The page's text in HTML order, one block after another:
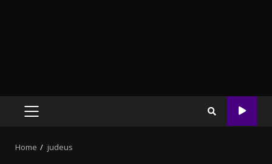
PRIMARY
Home judeus